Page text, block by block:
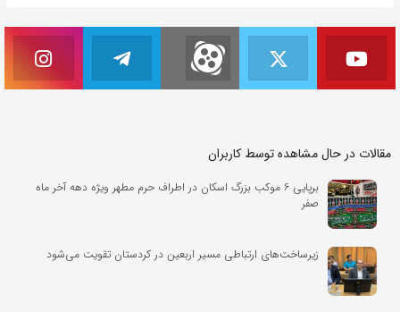
مقالات در حال مشاهده توسط کاربران
برپایی ۶ موکب بزرگ اسکان در اطراف حرم مطهر ویژه دهه آخر ماه
صفر
زیرساخت‌های ارتباطی مسیر اربعین در کردستان تقویت می‌شود